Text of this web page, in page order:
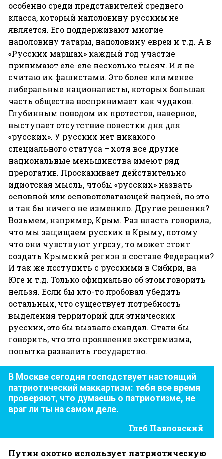
особенно среди представителей среднего
класса, который наполовину русским не
является. Его поддерживают многие
наполовину татары, наполовину евреи и т.д. А в
«Русских маршах» каждый год участие
принимают еле-еле несколько тысяч. И я не
считаю их фашистами. Это более или менее
либеральные националисты, которых большая
часть общества воспринимает как чудаков.
Глубинным поводом их протестов, наверное,
выступает отсутствие повестки дня для
«русских». У русских нет никакого
специального статуса – хотя все другие
национальные меньшинства имеют ряд
прерогатив. Проскакивает действительно
идиотская мысль, чтобы «русских» назвать
основной или основополагающей нацией, но это
и так бы ничего не изменило. Другие решения?
Возьмем, например, Крым. Раз власть говорила,
что мы защищаем русских в Крыму, потому
что они чувствуют угрозу, то может стоит
создать Крымский регион в составе Федерации?
И так же поступить с русскими в Сибири, на
Юге и т.д. Только официально об этом говорить
нельзя. Если бы кто-то пробовал убедить
остальных, что существует потребность
выделения территорий для этнических
русских, это бы вызвало скандал. Стали бы
говорить, что это проявление экстремизма,
попытка развалить государство.
В Москве сегодня господствует настоящий
патриотический маккартизм: тебя все время
проверяют, что думаешь о патриотизме, не
враг ли ты на самом деле.
Глеб Павловский
Путин охотно использует патриотическую